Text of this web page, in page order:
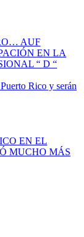
AUF
EN LA
“ D “
Rico y serán
EN EL
MUCHO MÁS